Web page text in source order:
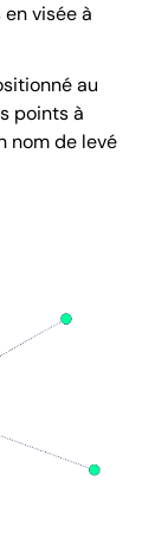
visée à
au
points à
nom de levé